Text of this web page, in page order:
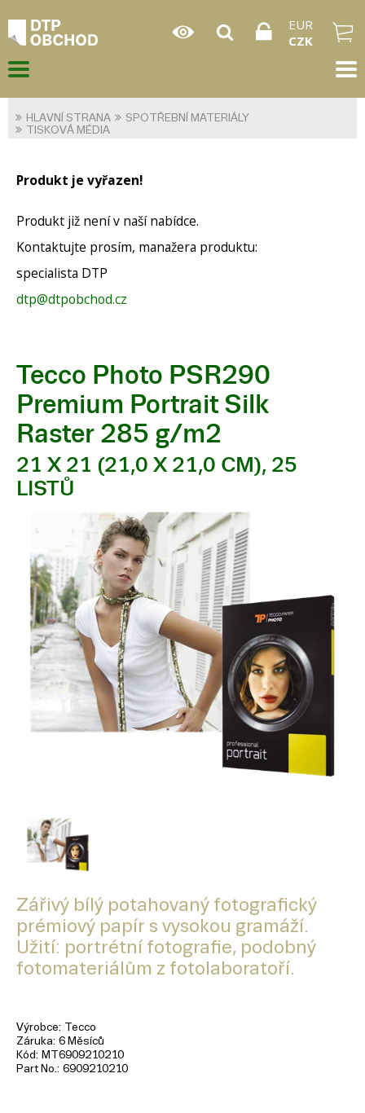
EUR
CZK
HLAVNÍ STRANA
SPOTŘEBNÍ MATERIÁLY
TISKOVÁ MÉDIA
Produkt je vyřazen!
Produkt již není v naší nabídce.
Kontaktujte prosím, manažera produktu:
specialista DTP
dtp@dtpobchod.cz
Tecco Photo PSR290
Premium Portrait Silk
Raster 285 g/m2
21 X 21 (21,0 X 21,0 CM), 25
LISTŮ
Zářivý bílý potahovaný fotografický
prémiový papír s vysokou gramáží.
Užití: portrétní fotografie, podobný
fotomateriálům z fotolaboratoří.
Výrobce Tecco
Záruka 6 Měsíců
Kód
MT6909210210
Part No. 6909210210